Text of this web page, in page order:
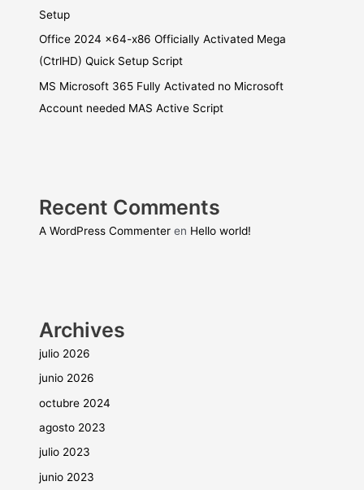
Setup
Office 2024 x64-x86 Officially Activated Mega
(CtrlHD) Quick Setup Script
MS Microsoft 365 Fully Activated no Microsoft
Account needed MAS Active Script
Recent Comments
A WordPress Commenter en Hello world!
Archives
julio 2026
junio 2026
octubre 2024
agosto 2023
julio 2023
junio 2023